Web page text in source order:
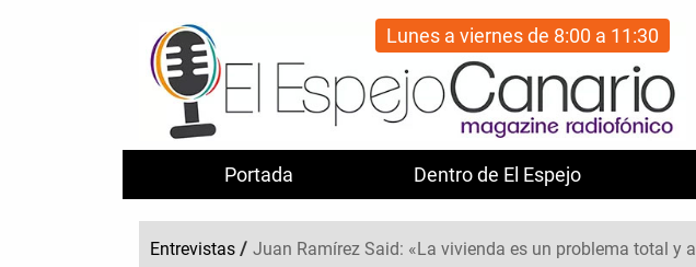
Portada Dentro de El Espejo
Lunes a viernes de 8:00 a 11:30
Entrevistas / Juan Ramírez Said: «La vivienda es un problema total y